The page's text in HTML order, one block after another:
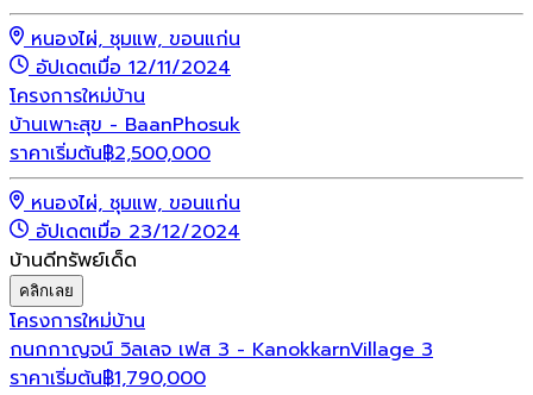
หนองไผ่, ชุมแพ, ขอนแก่น
อัปเดตเมื่อ 12/11/2024
โครงการใหม่บ้าน
บ้านเพาะสุข - BaanPhosuk
ราคาเริ่มต้น฿2,500,000
หนองไผ่, ชุมแพ, ขอนแก่น
อัปเดตเมื่อ 23/12/2024
บ้านดีทรัพย์เด็ด
คลิกเลย
โครงการใหม่บ้าน
กนกกาญจน์ วิลเลจ เฟส 3 - KanokkarnVillage 3
ราคาเริ่มต้น฿1,790,000